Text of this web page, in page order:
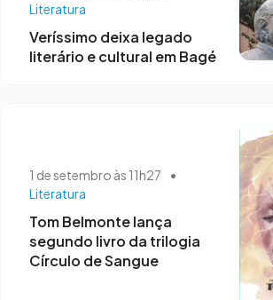
Literatura
Veríssimo deixa legado
literário e cultural em Bagé
1 de setembro às 11h27
•
Literatura
Tom Belmonte lança
segundo livro da trilogia
Círculo de Sangue